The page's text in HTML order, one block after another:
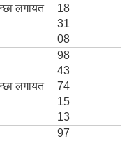
लगायत
18
31
08
लगायत
98
43
74
15
13
97